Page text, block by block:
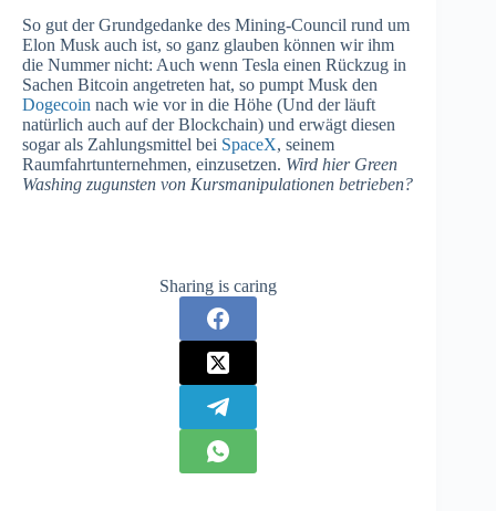
So gut der Grundgedanke des Mining-Council rund um
Elon Musk auch ist, so ganz glauben können wir ihm
die Nummer nicht: Auch wenn Tesla einen Rückzug in
Sachen Bitcoin angetreten hat, so pumpt Musk den
Dogecoin nach wie vor in die Höhe (Und der läuft
natürlich auch auf der Blockchain) und erwägt diesen
sogar als Zahlungsmittel bei SpaceX, seinem
Raumfahrtunternehmen, einzusetzen. Wird hier Green
Washing zugunsten von Kursmanipulationen betrieben?
Sharing is caring